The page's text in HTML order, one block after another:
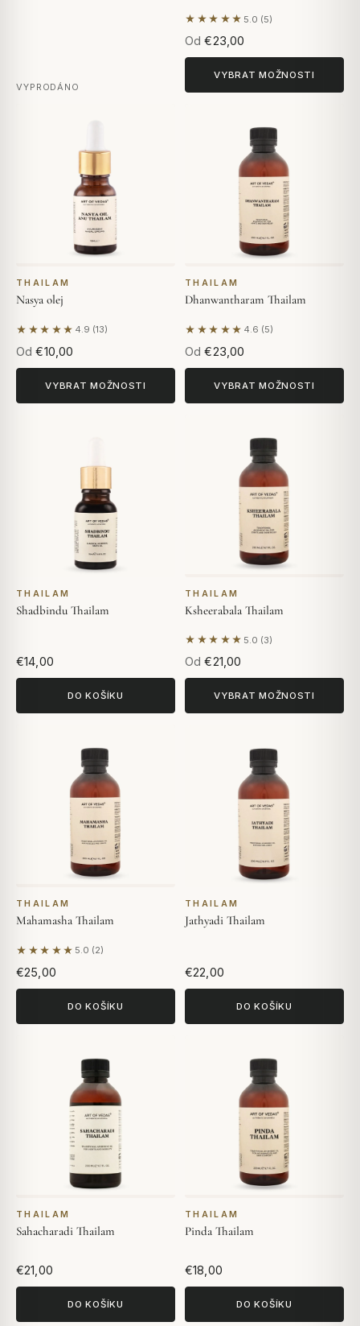
VYPRODÁNO
★★★★★ 5.0 (5)
Na základě 5 hodnocení
Od €23,00
VYBRAT MOŽNOSTI
THAILAM
Nasya olej
★★★★★ 4.9 (13)
Na základě 13 hodnocení
Od €10,00
VYBRAT MOŽNOSTI
THAILAM
Dhanwantharam Thailam
★★★★★ 4.6 (5)
Na základě 5 hodnocení
Od €23,00
VYBRAT MOŽNOSTI
THAILAM
Shadbindu Thailam
€14,00
DO KOŠÍKU
THAILAM
Ksheerabala Thailam
★★★★★ 5.0 (3)
Na základě 3 hodnocení
Od €21,00
VYBRAT MOŽNOSTI
THAILAM
Mahamasha Thailam
★★★★★ 5.0 (2)
Na základě 2 hodnocení
€25,00
DO KOŠÍKU
THAILAM
Jathyadi Thailam
€22,00
DO KOŠÍKU
THAILAM
Sahacharadi Thailam
€21,00
DO KOŠÍKU
THAILAM
Pinda Thailam
€18,00
DO KOŠÍKU